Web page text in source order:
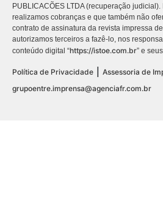
PUBLICACÕES LTDA (recuperação
realizamos cobranças e que também não
contrato de assinatura da revista impressa
autorizamos terceiros a fazê-lo, nos
conteúdo digital “https://istoe.com.br” e
Política de Privacidade
Assessoria de
grupoentre.imprensa@agenciafr.com.br